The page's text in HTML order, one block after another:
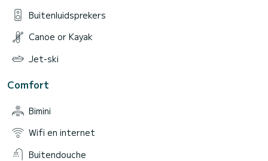
Buitenluidsprekers
Canoe or Kayak
Jet-ski
Comfort
Bimini
Wifi en internet
Buitendouche